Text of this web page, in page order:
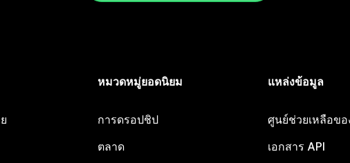
หมวดหมู่ยอดนิยม
การดรอปชิป
ตลาด
แหล่งข้อมูล
ศูนย์ช่วยเหลือข
เอกสาร API